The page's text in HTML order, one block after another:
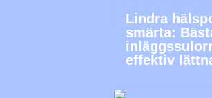
Lindra
smärta:
effektiv